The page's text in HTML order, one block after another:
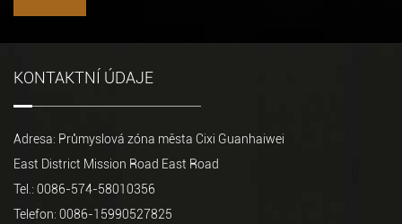
KONTAKTNÍ ÚDAJE
Adresa: Průmyslová zóna města Cixi Guanhaiwei
East District Mission Road East Road
Tel.: 0086-574-58010356
Telefon: 0086-15990527825